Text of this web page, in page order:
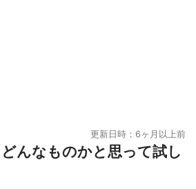
更新日時：6ヶ月以上前
んなものかと思って試し